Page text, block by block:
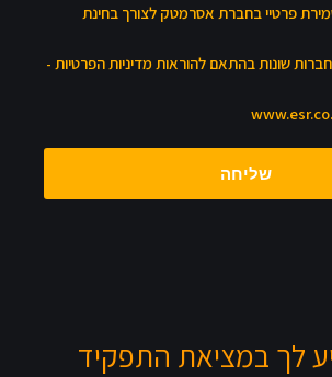
פרטיי בחברת אסרמטק לצורך בחינת
שונות בהתאם להוראות מדיניות הפרטיות -
שליחה
לך במציאת התפקיד